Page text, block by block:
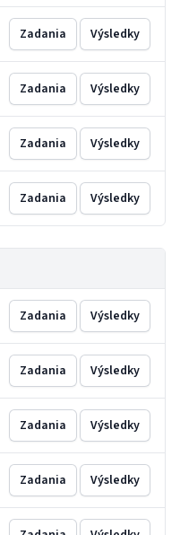
Zadania Výsledky
Zadania Výsledky
Zadania Výsledky
Zadania Výsledky
Zadania Výsledky
Zadania Výsledky
Zadania Výsledky
Zadania Výsledky